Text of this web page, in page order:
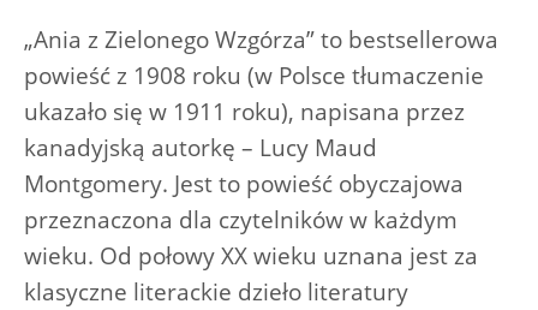
„Ania z Zielonego Wzgórza” to bestsellerowa
powieść z 1908 roku (w Polsce tłumaczenie
ukazało się w 1911 roku), napisana przez
kanadyjską autorkę – Lucy Maud
Montgomery. Jest to powieść obyczajowa
przeznaczona dla czytelników w każdym
wieku. Od połowy XX wieku uznana jest za
klasyczne literackie dzieło literatury